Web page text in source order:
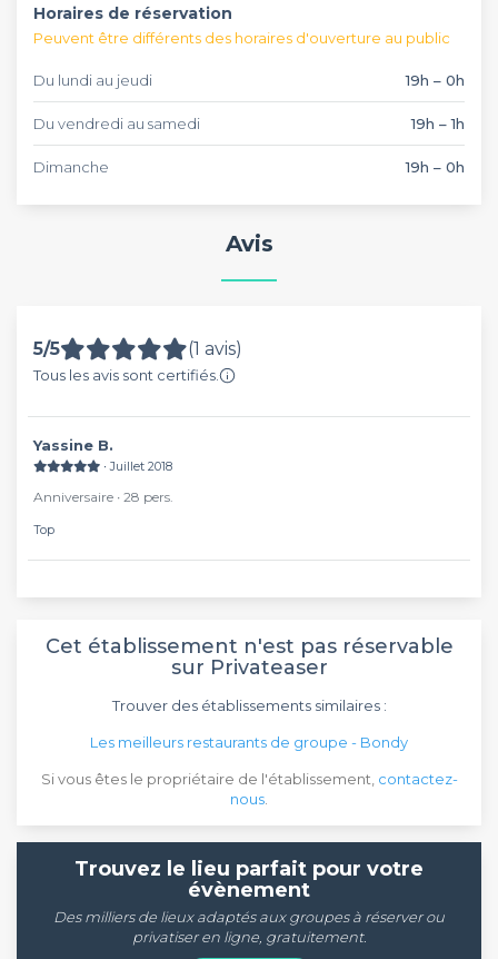
Horaires de réservation
Peuvent être différents des horaires d'ouverture au public
Du lundi au jeudi 19h – 0h
Du vendredi au samedi 19h – 1h
Dimanche 19h – 0h
Avis
5/5 (1 avis)
Tous les avis sont certifiés.
Yassine B.
∙ Juillet 2018
Anniversaire ∙ 28 pers.
Top
Cet établissement n'est pas réservable
sur Privateaser
Trouver des établissements similaires :
Les meilleurs restaurants de groupe - Bondy
Si vous êtes le propriétaire de l'établissement, contactez-
nous
Trouvez le lieu parfait pour votre
évènement
Des milliers de lieux adaptés aux groupes à réserver ou
privatiser en ligne, gratuitement.